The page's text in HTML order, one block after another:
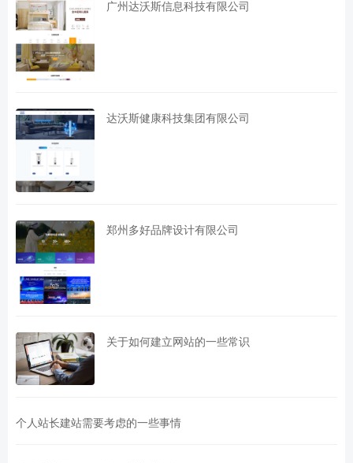
广州达沃斯信息科技有限公司
达沃斯健康科技集团有限公司
郑州多好品牌设计有限公司
关于如何建立网站的一些常识
个人站长建站需要考虑的一些事情